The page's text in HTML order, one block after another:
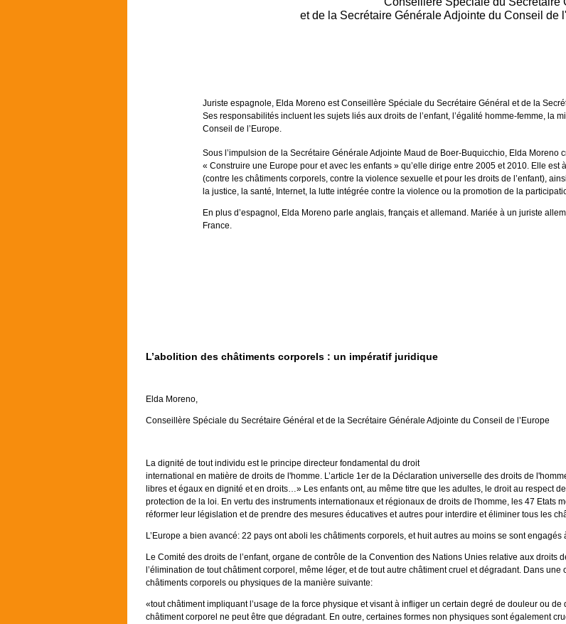
et de la Secrétaire Générale Adjointe du Conseil de
Juriste espagnole, Elda Moreno est Conseillère Spéciale du Secrétaire Général et de la
Ses responsabilités incluent les sujets liés aux droits de l’enfant, l’égalité homme-femme, la
Conseil de l’Europe.
Sous l’impulsion de la Secrétaire Générale Adjointe Maud de Boer-Buquicchio, Elda Moreno
« Construire une Europe pour et avec les enfants » qu’elle dirige entre 2005 et 2010. Elle est
(contre les châtiments corporels, contre la violence sexuelle et pour les droits de l’enfant),
la justice, la santé, Internet, la lutte intégrée contre la violence ou la promotion de la
En plus d’espagnol, Elda Moreno parle anglais, français et allemand. Mariée à un juriste
France.
L’abolition des châtiments corporels : un impératif juridique
Elda Moreno,
Conseillère Spéciale du Secrétaire Général et de la Secrétaire Générale Adjointe du Conseil de l’Europe
La dignité de tout individu est le principe directeur fondamental du droit
international en matière de droits de l'homme. L’article 1er de la Déclaration universelle des droits de
libres et égaux en dignité et en droits…» Les enfants ont, au même titre que les adultes, le droit au respect
protection de la loi. En vertu des instruments internationaux et régionaux de droits de l'homme, les 47 Etats
réformer leur législation et de prendre des mesures éducatives et autres pour interdire et éliminer tous les
L’Europe a bien avancé: 22 pays ont aboli les châtiments corporels, et huit autres au moins se sont
Le Comité des droits de l’enfant, organe de contrôle de la Convention des Nations Unies relative aux droits
l’élimination de tout châtiment corporel, même léger, et de tout autre châtiment cruel et dégradant. Dans
châtiments corporels ou physiques de la manière suivante:
«tout châtiment impliquant l’usage de la force physique et visant à infliger un certain degré de douleur ou
châtiment corporel ne peut être que dégradant. En outre, certaines formes non physiques sont également